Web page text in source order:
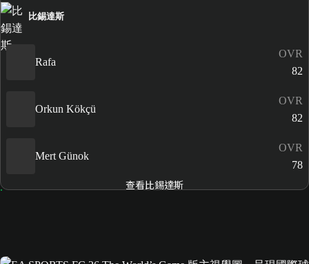
比錫達斯
Rafa
OVR
82
Orkun Kökçü
OVR
82
Mert Günok
OVR
78
查看比錫達斯